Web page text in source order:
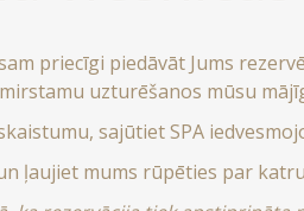
priecīgi piedāvāt Jums
uzturēšanos mūsu
sajūtiet SPA
ļaujiet mums rūpēties par